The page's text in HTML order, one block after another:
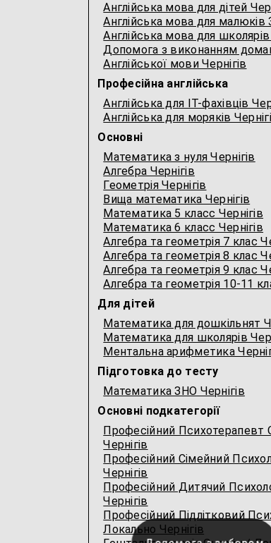
Англійська мова для дітей
Англійська мова для малюків
Англійська мова для школярів
Допомога з виконанням
Англійської мови Чернігів
Професійна англійська
Англійська для IT-фахівців
Англійська для моряків
Основні
Математика з нуля Чернігів
Алгебра Чернігів
Геометрія Чернігів
Вища математика Чернігів
Математика 5 класс Чернігів
Математика 6 класс Чернігів
Алгебра та геометрія 7 клас
Алгебра та геометрія 8 клас
Алгебра та геометрія 9 клас
Алгебра та геометрія 10-11
Для дітей
Математика для дошкільнят
Математика для школярів
Ментальна арифметика
Підготовка до тесту
Математика ЗНО Чернігів
Основні подкатегорії
Професійний Психотерапевт
Чернігів
Професійний Сімейний
Чернігів
Професійний Дитячий
Чернігів
Професійний Підлітковий
Локально Чернігів